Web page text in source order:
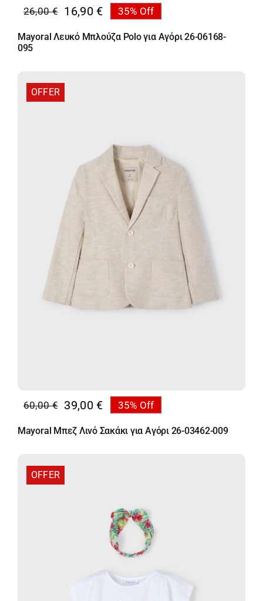
26,00€
Original
price
was:
16,90 €
Η
τρέχουσα
τιμή
35% Off
Mayoral Λευκό Μπλούζα Polo για Αγόρι 26-06168-
095
OFFER
60,00€
Original
price
was:
39,00 €
Η
τρέχουσα
τιμή
39,00 €.
35% Off
Mayoral Μπεζ Λινό Σακάκι για Αγόρι 26-03462-009
OFFER